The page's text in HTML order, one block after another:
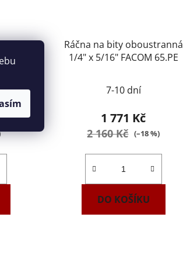
Tona
Ráčna na bity oboustranná
1/4" x 5/16" FACOM 65.PE
hodnocení
produktu
je
z
5
hvězdiček.
7-10 dní
1 771 Kč
2 160 Kč (–18 %)
DO KOŠÍKU